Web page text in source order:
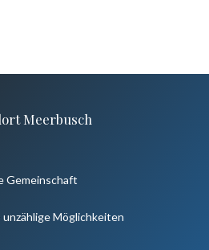
Meerbusch
Gemeinschaft
Möglichkeiten